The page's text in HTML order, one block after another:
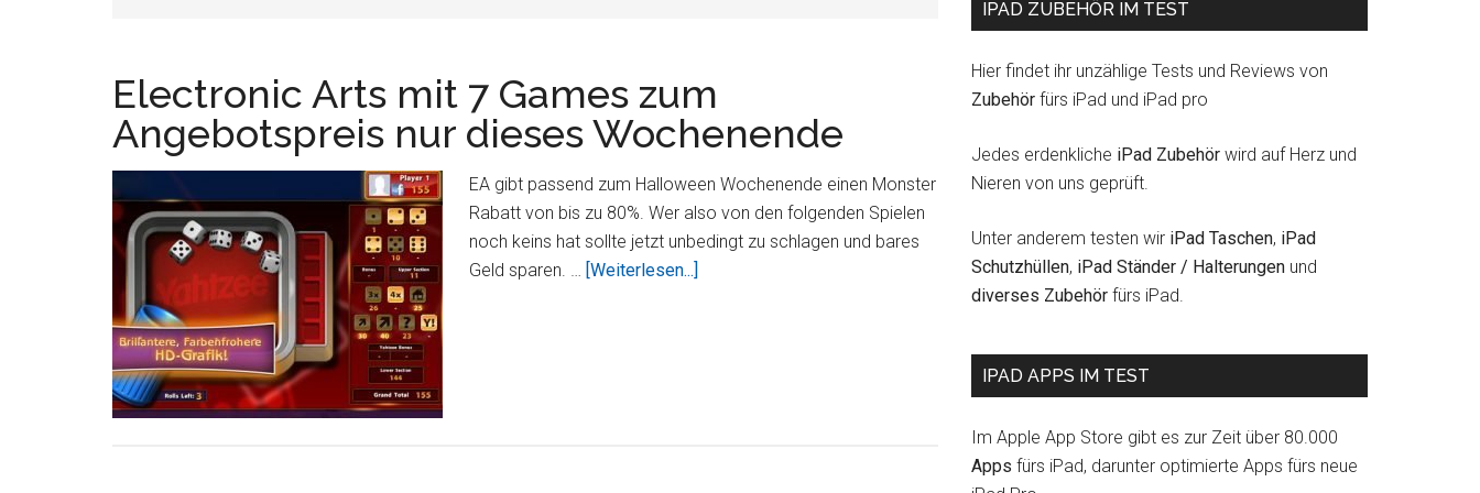
Electronic Arts mit 7 Games zum
Angebotspreis nur dieses Wochenende
EA gibt passend zum Halloween Wochenende einen Monster
Rabatt von bis zu 80%. Wer also von den folgenden Spielen
noch keins hat sollte jetzt unbedingt zu schlagen und bares
Geld sparen. … [Weiterlesen...]
IPAD ZUBEHÖR IM TEST
Hier findet ihr unzählige Tests und Reviews von
Zubehör fürs iPad und iPad pro
Jedes erdenkliche iPad Zubehör wird auf Herz und
Nieren von uns geprüft.
Unter anderem testen wir iPad Taschen, iPad
Schutzhüllen, iPad Ständer / Halterungen und
diverses Zubehör fürs iPad.
IPAD APPS IM TEST
Im Apple App Store gibt es zur Zeit über 80.000
Apps fürs iPad, darunter optimierte Apps fürs neue